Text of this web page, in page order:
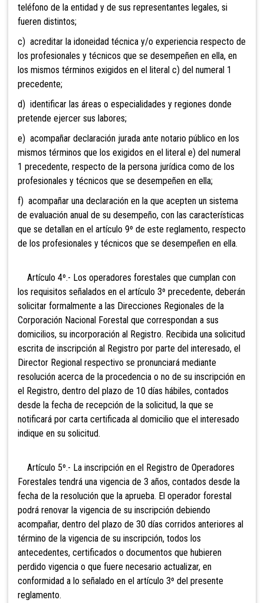
teléfono de la entidad y de sus representantes legales, si
fueren distintos;
c) acreditar la idoneidad técnica y/o experiencia respecto de
los profesionales y técnicos que se desempeñen en ella, en
los mismos términos exigidos en el literal c) del numeral 1
precedente;
d) identificar las áreas o especialidades y regiones donde
pretende ejercer sus labores;
e) acompañar declaración jurada ante notario público en los
mismos términos que los exigidos en el literal e) del numeral
1 precedente, respecto de la persona jurídica como de los
profesionales y técnicos que se desempeñen en ella;
f) acompañar una declaración en la que acepten un sistema
de evaluación anual de su desempeño, con las características
que se detallan en el artículo 9º de este reglamento, respecto
de los profesionales y técnicos que se desempeñen en ella.
Artículo 4º.- Los operadores forestales que cumplan con
los requisitos señalados en el artículo 3º precedente, deberán
solicitar formalmente a las Direcciones Regionales de la
Corporación Nacional Forestal que correspondan a sus
domicilios, su incorporación al Registro. Recibida una solicitud
escrita de inscripción al Registro por parte del interesado, el
Director Regional respectivo se pronunciará mediante
resolución acerca de la procedencia o no de su inscripción en
el Registro, dentro del plazo de 10 días hábiles, contados
desde la fecha de recepción de la solicitud, la que se
notificará por carta certificada al domicilio que el interesado
indique en su solicitud.
Artículo 5º.- La inscripción en el Registro de Operadores
Forestales tendrá una vigencia de 3 años, contados desde la
fecha de la resolución que la aprueba. El operador forestal
podrá renovar la vigencia de su inscripción debiendo
acompañar, dentro del plazo de 30 días corridos anteriores al
término de la vigencia de su inscripción, todos los
antecedentes, certificados o documentos que hubieren
perdido vigencia o que fuere necesario actualizar, en
conformidad a lo señalado en el artículo 3º del presente
reglamento.